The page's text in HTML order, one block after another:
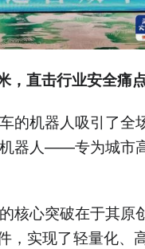
，直击行业安全痛
的机器人吸引了全
器人——专为城市
核心突破在于其原
，实现了轻量化、